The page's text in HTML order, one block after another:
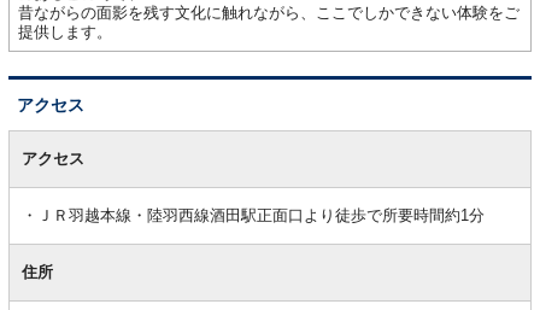
昔ながらの面影を残す文化に触れながら、ここでしかできない体験をご
提供します。
アクセス
アクセス
ＪＲ羽越本線・陸羽西線酒田駅正面口より徒歩で所要時間約1分
住所